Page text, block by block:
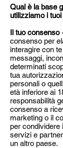
Qual è la base
utilizziamo i
Il tuo consenso
consenso per
interagire con
messaggi,
determinati
tua
personali o
età inferiore ai
responsabilità
consenso a
marketing o il
per condividere
servizi e
un altro paese.